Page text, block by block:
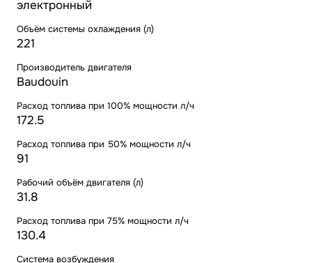
электронный
Объём системы охлаждения (л)
221
Производитель двигателя
Baudouin
Расход топлива при 100% мощности л/ч
172.5
Расход топлива при 50% мощности л/ч
91
Рабочий объём двигателя (л)
31.8
Расход топлива при 75% мощности л/ч
130.4
Система возбуждения